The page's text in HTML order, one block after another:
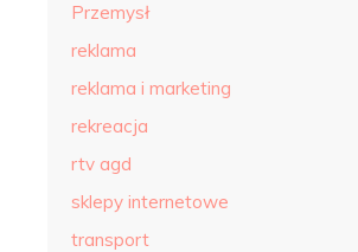
Przemysł
reklama
reklama i marketing
rekreacja
rtv agd
sklepy internetowe
transport